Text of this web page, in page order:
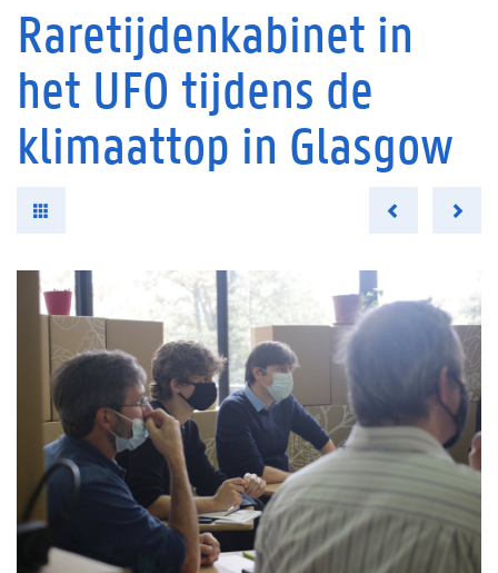
Raretijdenkabinet in
het UFO tijdens de
klimaattop in Glasgow